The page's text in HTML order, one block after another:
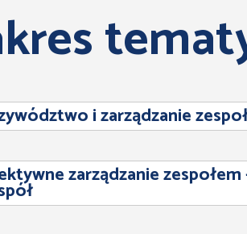
i zarządzanie
zarządzanie